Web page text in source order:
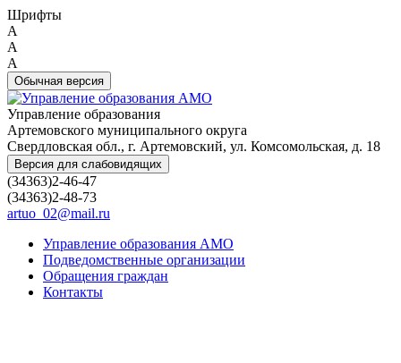
Шрифты
A
A
A
Обычная версия
Управление образования
Артемовского муниципального округа
Свердловская обл., г. Артемовский, ул. Комсомольская, д. 18
Версия для слабовидящих
(34363)2-46-47
(34363)2-48-73
artuo_02@mail.ru
Управление образования АМО
Подведомственные организации
Обращения граждан
Контакты